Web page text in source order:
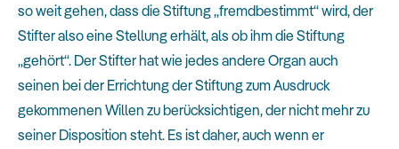
so weit gehen, dass die Stiftung „fremdbestimmt“ wird, der
Stifter also eine Stellung erhält, als ob ihm die Stiftung
„gehört“. Der Stifter hat wie jedes andere Organ auch
seinen bei der Errichtung der Stiftung zum Ausdruck
gekommenen Willen zu berücksichtigen, der nicht mehr zu
seiner Disposition steht. Es ist daher, auch wenn er